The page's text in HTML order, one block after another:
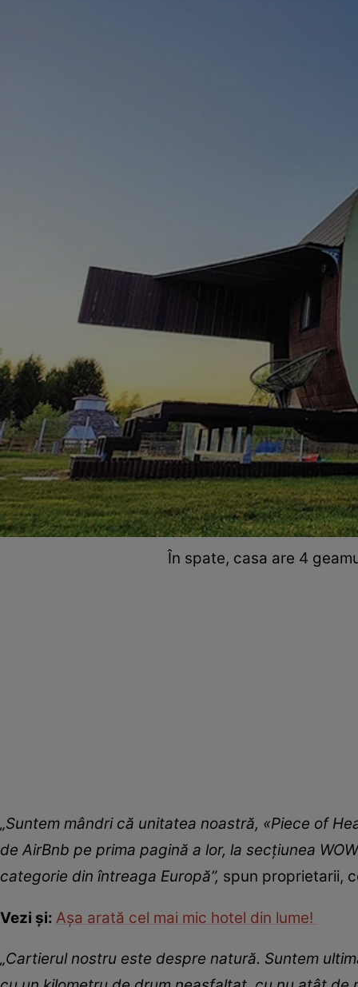
În spate, casa are 4
„Suntem mândri că unitatea noastră, «Piece of
de AirBnb pe prima pagină a lor, la secţiunea
categorie din întreaga Europă”, spun proprietarii,
Vezi și: Așa arată cel mai mic hotel din lume!
„Cartierul nostru este despre natură. Suntem